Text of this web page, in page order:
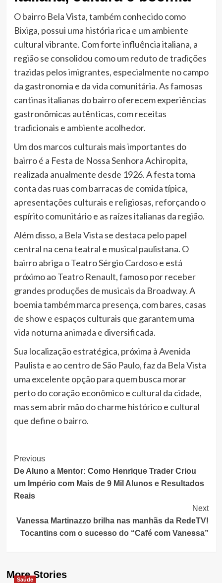
O bairro Bela Vista, também conhecido como
Bixiga, possui uma história rica e um ambiente
cultural vibrante. Com forte influência italiana, a
região se consolidou como um reduto de tradições
trazidas pelos imigrantes, especialmente no campo
da gastronomia e da vida comunitária. As famosas
cantinas italianas do bairro oferecem experiências
gastronômicas autênticas, com receitas
tradicionais e ambiente acolhedor.
Um dos marcos culturais mais importantes do
bairro é a Festa de Nossa Senhora Achiropita,
realizada anualmente desde 1926. A festa toma
conta das ruas com barracas de comida típica,
apresentações culturais e religiosas, reforçando o
espírito comunitário e as raízes italianas da região.
Além disso, a Bela Vista se destaca pelo papel
central na cena teatral e musical paulistana. O
bairro abriga o Teatro Sérgio Cardoso e está
próximo ao Teatro Renault, famoso por receber
grandes produções de musicais da Broadway. A
boemia também marca presença, com bares, casas
de show e espaços culturais que garantem uma
vida noturna animada e diversificada.
Sua localização estratégica, próxima à Avenida
Paulista e ao centro de São Paulo, faz da Bela Vista
uma excelente opção para quem busca morar
perto do coração econômico e cultural da cidade,
mas sem abrir mão do charme histórico e cultural
que define o bairro.
Post
Navigation
Previous
De Aluno a Mentor: Como Henrique Trader Criou
um Império com Mais de 9 Mil Alunos e Resultados
Reais
Next
Vanessa Martinazzo brilha nas manhãs da RedeTV!
Tocantins com o sucesso do “Café com Vanessa”
More Stories
Saúde